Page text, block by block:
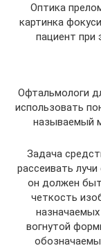
Оптика
картинка
пациент при
Офтальмологи
использовать
называемый
Задача
рассеивать
он должен
четкость
вогнутой